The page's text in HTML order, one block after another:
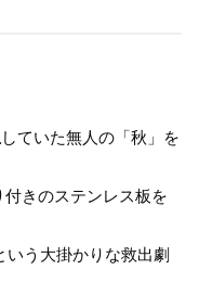
していた無人の「秋」を
きのステンレス板を
う大掛かりな救出劇